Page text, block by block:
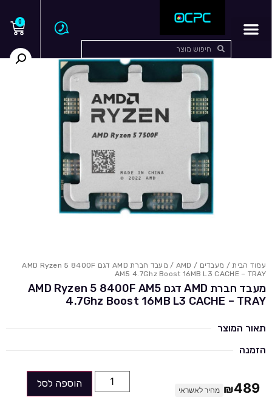
0
עמוד הבית/ מעבדים /
AMD
/ מעבד חברת AMD דגם AMD Ryzen 5 8400F
AM5 4.7Ghz Boost 16MB L3 CACHE – TRAY
מעבד חברת AMD דגם AMD Ryzen 5 8400F AM5
4.7Ghz Boost 16MB L3 CACHE – TRAY
תאור המוצר
הזמנה
₪489 מחיר לאשראי
הוספה לסל